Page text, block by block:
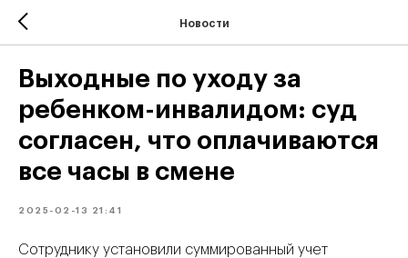
Новости
Выходные по уходу за
ребенком-инвалидом: суд
согласен, что оплачиваются
все часы в смене
2025-02-13 21:41
Сотруднику установили суммированный учет